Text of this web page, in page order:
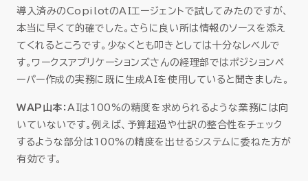
導入済みのCopilotのAIエージェントで試してみたのですが、
本当に早くて的確でした。さらに良い所は情報のソースを添え
てくれるところです。少なくとも叩きとしては十分なレベルで
す。ワークスアプリケーションズさんの経理部ではポジションペ
ーパー作成の実務に既に生成AIを使用していると聞きました。
WAP山本： AIは100%の精度を求められるような業務には向
いていないです。例えば、予算超過や仕訳の整合性をチェック
するような部分は100%の精度を出せるシステムに委ねた方が
有効です。